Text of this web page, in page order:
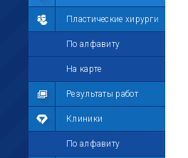
Пластические хирурги
По алфавиту
На карте
Результаты работ
Клиники
По алфавиту
Лента
Участники
Мой профиль
Мои сообщения
Мои фотографии
Мои комментарии